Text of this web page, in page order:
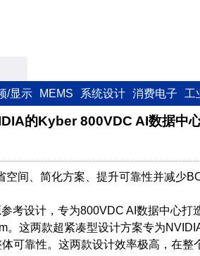
/显示 MEMS 系统设计 消费电子 工
的Kyber 800VDC AI数据中
间、简化方案、提升可靠性并减少
设计，专为800VDC AI数据中心打
这两款超紧凑型设计方案专为
靠性。这两款设计效率极高，在整